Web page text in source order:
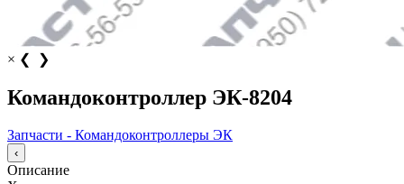
× ❮ ❯
Командоконтроллер ЭК-8204
Запчасти - Командоконтроллеры ЭК
‹
Описание